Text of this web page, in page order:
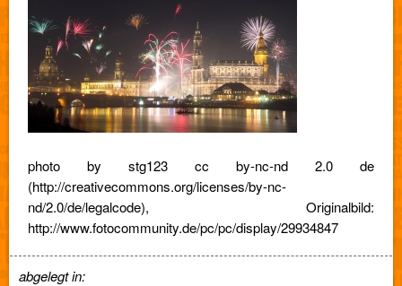
photo by stg123 cc by-nc-nd 2.0 de
(http://creativecommons.org/licenses/by-nc-
nd/2.0/de/legalcode), Originalbild:
http://www.fotocommunity.de/pc/pc/display/29934847
abgelegt in: